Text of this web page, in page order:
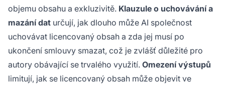
objemu obsahu a exkluzivitě. Klauzule o uchovávání a
mazání dat určují, jak dlouho může AI společnost
uchovávat licencovaný obsah a zda jej musí po
ukončení smlouvy smazat, což je zvlášť důležité pro
autory obávající se trvalého využití. Omezení výstupů
limitují, jak se licencovaný obsah může objevit ve